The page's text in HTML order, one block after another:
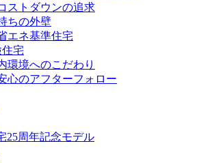
ストダウンの追求
ちの外壁
エネ基準住宅
住宅
環境へのこだわり
心のアフターフォロー
25周年記念モデル